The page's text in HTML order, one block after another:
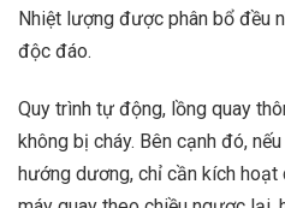
Nhiệt lượng được phân bổ đều
độc đáo.
Quy trình tự động, lồng quay
không bị cháy. Bên cạnh đó,
hướng dương, chỉ cần kích